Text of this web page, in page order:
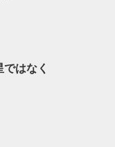
はなく